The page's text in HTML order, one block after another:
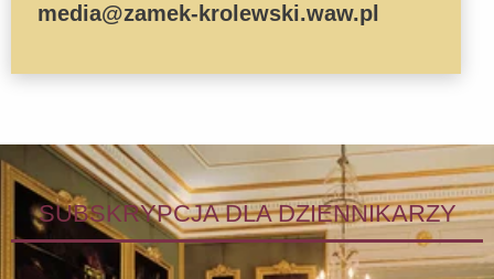
media@zamek-krolewski.waw.pl
SUBSKRYPCJA DLA DZIENNIKARZY